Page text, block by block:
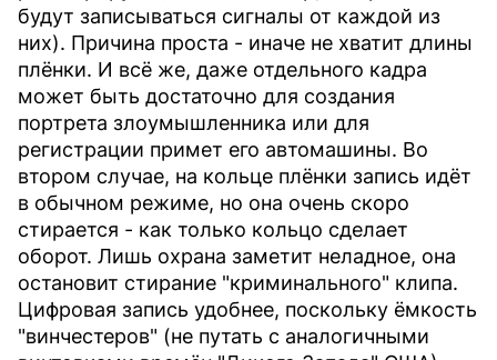
будут записываться сигналы от каждой из
них). Причина проста - иначе не хватит длины
плёнки. И всё же, даже отдельного кадра
может быть достаточно для создания
портрета злоумышленника или для
регистрации примет его автомашины. Во
втором случае, на кольце плёнки запись идёт
в обычном режиме, но она очень скоро
стирается - как только кольцо сделает
оборот. Лишь охрана заметит неладное, она
остановит стирание "криминального" клипа.
Цифровая запись удобнее, поскольку ёмкость
"винчестеров" (не путать с аналогичными